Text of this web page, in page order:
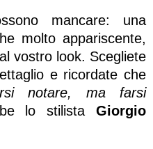
mancare: una
molto appariscente,
vostro look. Scegliete
e ricordate che
notare, ma farsi
lo stilista Giorgio